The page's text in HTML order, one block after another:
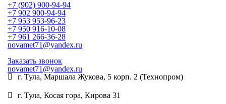
+7 (902) 900-94-94
+7 902 900-94-94
+7 953 953-96-23
+7 950 916-10-08
+7 961 266-36-28
novamet71@yandex.ru
Заказать звонок
novamet71@yandex.ru
г. Тула, Маршала Жукова, 5 корп. 2 (Технопром)
г. Тула, Косая гора, Кирова 31